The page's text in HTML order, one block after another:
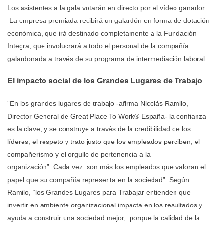
Los asistentes a la gala votarán en directo por el vídeo ganador.
La empresa premiada recibirá un galardón en forma de dotación
económica, que irá destinado completamente a la Fundación
Integra, que involucrará a todo el personal de la compañía
galardonada a través de su programa de intermediación laboral.
El impacto social de los Grandes Lugares de Trabajo
“En los grandes lugares de trabajo -afirma Nicolás Ramilo,
Director General de Great Place To Work® España- la confianza
es la clave, y se construye a través de la credibilidad de los
líderes, el respeto y trato justo que los empleados perciben, el
compañerismo y el orgullo de pertenencia a la
organización”. Cada vez son más los empleados que valoran el
papel que su compañía representa en la sociedad”. Según
Ramilo, “los Grandes Lugares para Trabajar entienden que
invertir en ambiente organizacional impacta en los resultados y
ayuda a construir una sociedad mejor, porque la calidad de la